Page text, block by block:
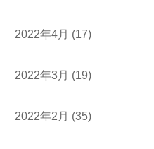
2022年4月 (17)
2022年3月 (19)
2022年2月 (35)